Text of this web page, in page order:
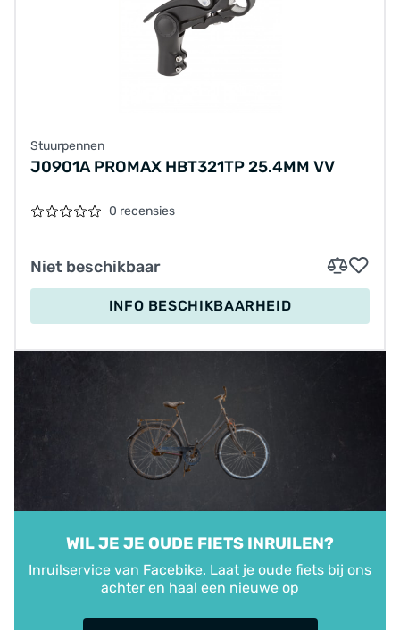
Stuurpennen
J0901A PROMAX HBT321TP 25.4MM VV
0 recensies
Niet beschikbaar
INFO BESCHIKBAARHEID
WIL JE JE OUDE FIETS INRUILEN?
Inruilservice van Facebike. Laat je oude fiets bij ons
achter en haal een nieuwe op